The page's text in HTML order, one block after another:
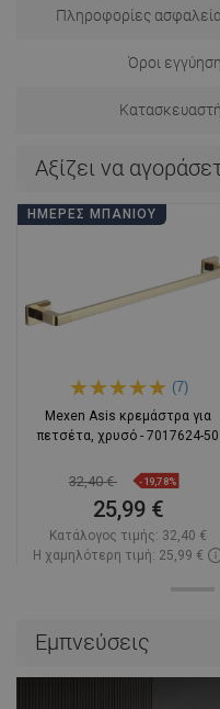
Πληροφορίες
Όροι
Αξίζει να
ΗΜΈΡΕΣ ΜΠΆΝΙΟΥ
(7)
Mexen Asis κρεμάστρα για
πετσέτα, χρυσό - 7017624-50
32,40 € -19,78%
25,99 €
Κατάλογος τιμής: 32,40 €
Η χαμηλότερη τιμή: 25,99 €
Εμπνεύσεις